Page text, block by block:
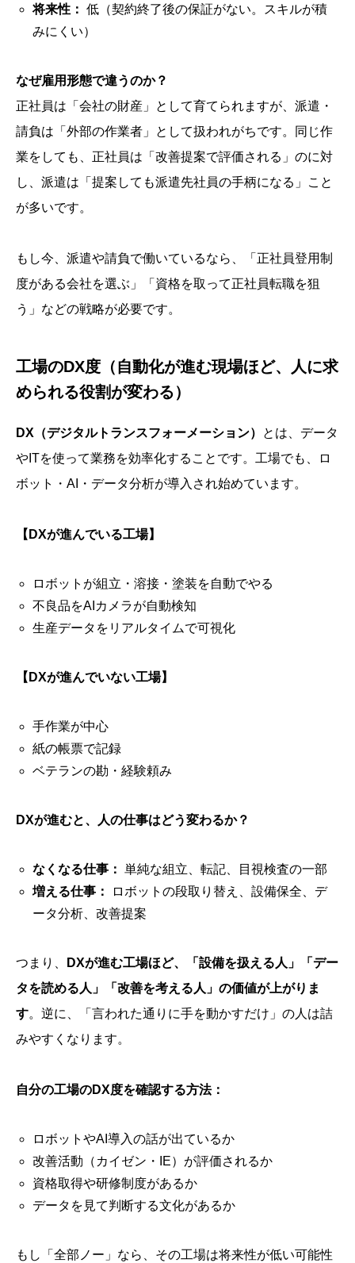
将来性： 低（契約終了後の保証がない。スキルが積
みにくい）
なぜ雇用形態で違うのか？
正社員は「会社の財産」として育てられますが、派遣・
請負は「外部の作業者」として扱われがちです。同じ作
業をしても、正社員は「改善提案で評価される」のに対
し、派遣は「提案しても派遣先社員の手柄になる」こと
が多いです。
もし今、派遣や請負で働いているなら、「正社員登用制
度がある会社を選ぶ」「資格を取って正社員転職を狙
う」などの戦略が必要です。
工場のDX度（自動化が進む現場ほど、人に求
められる役割が変わる）
DX（デジタルトランスフォーメーション）
とは、データ
やITを使って業務を効率化することです。工場でも、ロ
ボット・AI・データ分析が導入され始めています。
【DXが進んでいる工場】
ロボットが組立・溶接・塗装を自動でやる
不良品をAIカメラが自動検知
生産データをリアルタイムで可視化
【DXが進んでいない工場】
手作業が中心
紙の帳票で記録
ベテランの勘・経験頼み
DXが進むと、人の仕事はどう変わるか？
なくなる仕事： 単純な組立、転記、目視検査の一部
増える仕事：
ロボットの段取り替え、設備保全、デ
ータ分析、改善提案
つまり、
DXが進む工場ほど、「設備を扱える人」「デー
タを読める人」「改善を考える人」の価値が上がりま
す。逆に、「言われた通りに手を動かすだけ」の人は詰
みやすくなります。
自分の工場のDX度を確認する方法：
ロボットやAI導入の話が出ているか
改善活動（カイゼン・IE）が評価されるか
資格取得や研修制度があるか
データを見て判断する文化があるか
もし「全部ノー」なら、その工場は将来性が低い可能性